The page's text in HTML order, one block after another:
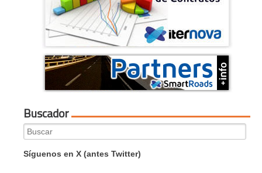
Buscador
Search
for:
Síguenos en X (antes Twitter)